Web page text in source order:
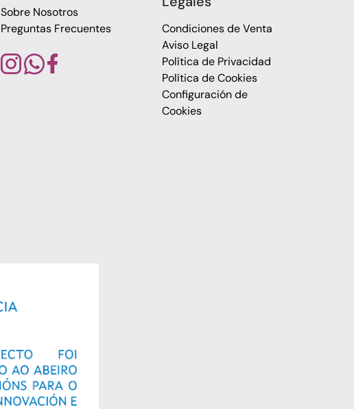
Sobre Nosotros
Preguntas Frecuentes
Condiciones de Venta
Aviso Legal
Política de Privacidad
Política de Cookies
Configuración de
Cookies